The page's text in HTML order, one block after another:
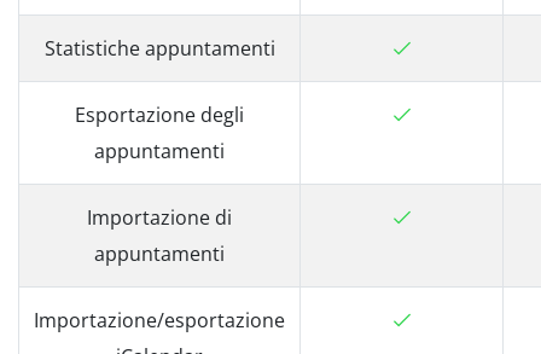
Statistiche appuntamenti
Esportazione degli
appuntamenti
Importazione di
appuntamenti
Importazione/esportazione